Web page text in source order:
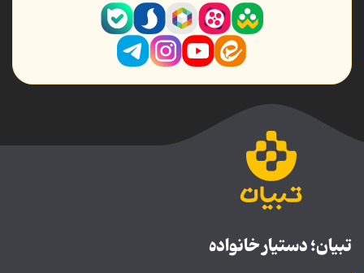
تبیان؛ دستیار خانواده